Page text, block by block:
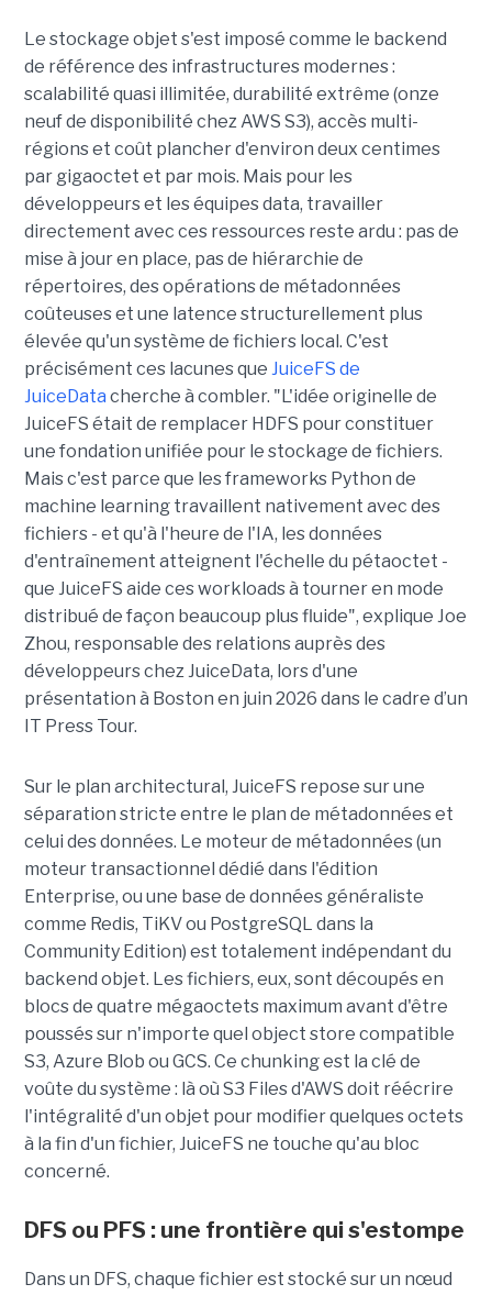
Le stockage objet s'est imposé comme le backend
de référence des infrastructures modernes :
scalabilité quasi illimitée, durabilité extrême (onze
neuf de disponibilité chez AWS S3), accès multi-
régions et coût plancher d'environ deux centimes
par gigaoctet et par mois. Mais pour les
développeurs et les équipes data, travailler
directement avec ces ressources reste ardu : pas de
mise à jour en place, pas de hiérarchie de
répertoires, des opérations de métadonnées
coûteuses et une latence structurellement plus
élevée qu'un système de fichiers local. C'est
précisément ces lacunes que JuiceFS de
JuiceData cherche à combler. "L'idée originelle de
JuiceFS était de remplacer HDFS pour constituer
une fondation unifiée pour le stockage de fichiers.
Mais c'est parce que les frameworks Python de
machine learning travaillent nativement avec des
fichiers - et qu'à l'heure de l'IA, les données
d'entraînement atteignent l'échelle du pétaoctet -
que JuiceFS aide ces workloads à tourner en mode
distribué de façon beaucoup plus fluide", explique Joe
Zhou, responsable des relations auprès des
développeurs chez JuiceData, lors d'une
présentation à Boston en juin 2026 dans le cadre d’un
IT Press Tour.
Sur le plan architectural, JuiceFS repose sur une
séparation stricte entre le plan de métadonnées et
celui des données. Le moteur de métadonnées (un
moteur transactionnel dédié dans l'édition
Enterprise, ou une base de données généraliste
comme Redis, TiKV ou PostgreSQL dans la
Community Edition) est totalement indépendant du
backend objet. Les fichiers, eux, sont découpés en
blocs de quatre mégaoctets maximum avant d'être
poussés sur n'importe quel object store compatible
S3, Azure Blob ou GCS. Ce chunking est la clé de
voûte du système : là où S3 Files d'AWS doit réécrire
l'intégralité d'un objet pour modifier quelques octets
à la fin d'un fichier, JuiceFS ne touche qu'au bloc
concerné.
DFS ou PFS : une frontière qui s'estompe
Dans un DFS, chaque fichier est stocké sur un nœud